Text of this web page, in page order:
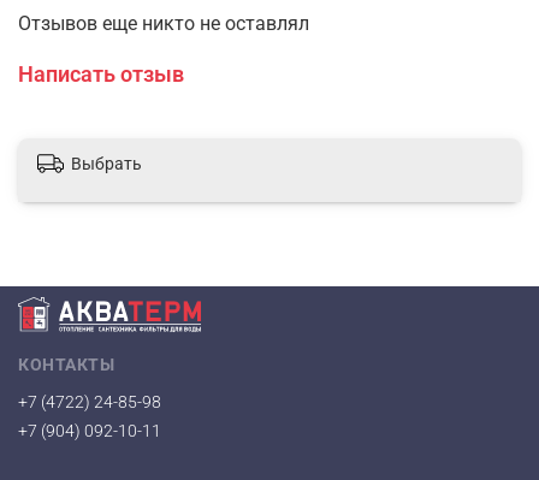
Отзывов еще никто не оставлял
Написать отзыв
Выбрать
КОНТАКТЫ
+7 (4722) 24-85-98
+7 (904) 092-10-11